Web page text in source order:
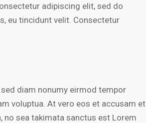
adipiscing elit, sed do
eu tincidunt velit. Consectetur
diam nonumy eirmod tempor
voluptua. At vero eos et accusam et
no sea takimata sanctus est Lorem